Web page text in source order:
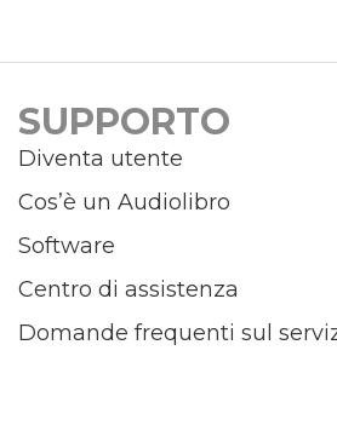
SUPPORTO
Diventa utente
Cos’è un Audiolibro
Software
Centro di assistenza
Domande frequenti sul